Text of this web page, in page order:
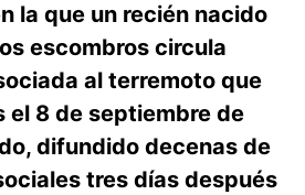
la que un recién nacido
escombros circula
al terremoto que
el 8 de septiembre de
difundido decenas de
tres días después